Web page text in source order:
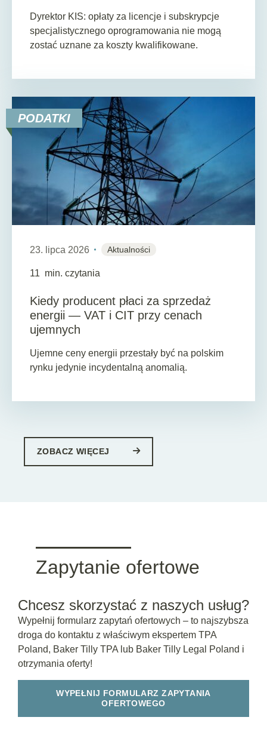
Dyrektor KIS: opłaty za licencje i subskrypcje
specjalistycznego oprogramowania nie mogą
zostać uznane za koszty kwalifikowane.
PODATKI
23. lipca 2026 Aktualności
11 min. czytania
Kiedy producent płaci za sprzedaż
energii — VAT i CIT przy cenach
ujemnych
Ujemne ceny energii przestały być na polskim
rynku jedynie incydentalną anomalią.
ZOBACZ WIĘCEJ
Zapytanie ofertowe
Chcesz skorzystać z naszych usług?
Wypełnij formularz zapytań ofertowych – to najszybsza
droga do kontaktu z właściwym ekspertem TPA
Poland, Baker Tilly TPA lub Baker Tilly Legal Poland i
otrzymania oferty!
WYPEŁNIJ FORMULARZ ZAPYTANIA
OFERTOWEGO